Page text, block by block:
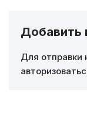
Добавить
Для